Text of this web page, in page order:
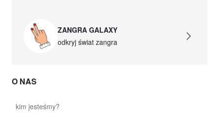
ZANGRA GALAXY
odkryj świat zangra
O NAS
kim jesteśmy?